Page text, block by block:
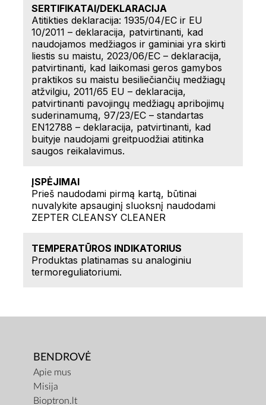
SERTIFIKATAI/DEKLARACIJA
Atitikties deklaracija: 1935/04/EC ir EU
10/2011 – deklaracija, patvirtinanti, kad
naudojamos medžiagos ir gaminiai yra skirti
liestis su maistu, 2023/06/EC – deklaracija,
patvirtinanti, kad laikomasi geros gamybos
praktikos su maistu besiliečiančių medžiagų
atžvilgiu, 2011/65 EU – deklaracija,
patvirtinanti pavojingų medžiagų apribojimų
suderinamumą, 97/23/EC – standartas
EN12788 – deklaracija, patvirtinanti, kad
buityje naudojami greitpuodžiai atitinka
saugos reikalavimus.
ĮSPĖJIMAI
Prieš naudodami pirmą kartą, būtinai
nuvalykite apsauginį sluoksnį naudodami
ZEPTER CLEANSY CLEANER
TEMPERATŪROS INDIKATORIUS
Produktas platinamas su analoginiu
termoreguliatoriumi.
BENDROVĖ
Apie mus
Misija
Bioptron.lt